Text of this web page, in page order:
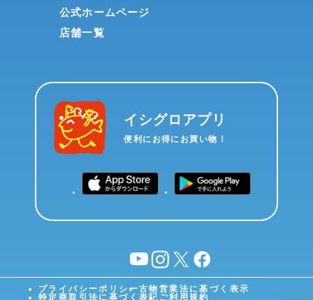
公式ホームページ
店舗一覧
イシグロアプリ
便利にお得にお買い物！
YouTubeinstagram
X facebook
プライバシーポリシー古物営業法に基づく表示
特定商取引法に基づく表記 ご利用規約